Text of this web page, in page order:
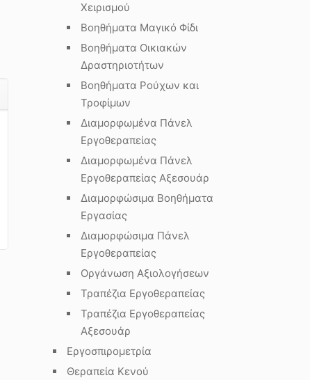
Χειρισμού
Βοηθήματα Μαγικό Φίδι
Βοηθήματα Οικιακών
Δραστηριοτήτων
Βοηθήματα Ρούχων και
Τροφίμων
Διαμορφωμένα Πάνελ
Εργοθεραπείας
Διαμορφωμένα Πάνελ
Εργοθεραπείας Αξεσουάρ
Διαμορφώσιμα Βοηθήματα
Εργασίας
Διαμορφώσιμα Πάνελ
Εργοθεραπείας
Οργάνωση Αξιολογήσεων
Τραπέζια Εργοθεραπείας
Τραπέζια Εργοθεραπείας
Αξεσουάρ
Εργοσπιρομετρία
Θεραπεία Κενού